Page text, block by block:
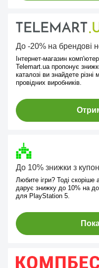
До -20% на брендові
Інтернет-магазин
Telemart.ua пропонує
каталозі ви знайдете різні
провідних виробників.
До 10% знижки з
Любите ігри? Тоді скоріше
дарує знижку до 10% на
для PlayStation 5.